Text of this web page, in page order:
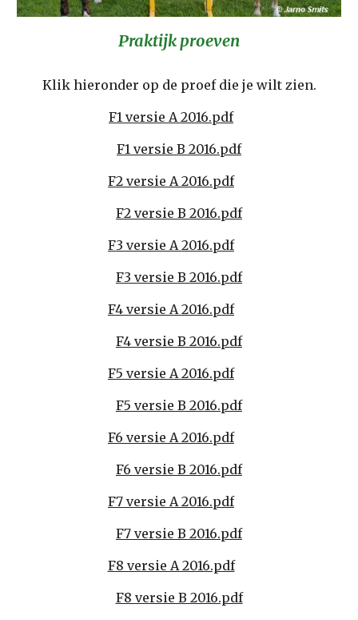
Praktijk proeven
Klik hieronder op de proef die je wilt zien.
F1 versie A 2016.pdf
F1 versie B 2016.pdf
F2 versie A 2016.pdf
F2 versie B 2016.pdf
F3 versie A 2016.pdf
F3 versie B 2016.pdf
F4 versie A 2016.pdf
F4 versie B 2016.pdf
F5 versie A 2016.pdf
F5 versie B 2016.pdf
F6 versie A 2016.pdf
F6 versie B 2016.pdf
F7 versie A 2016.pdf
F7 versie B 2016.pdf
F8 versie A 2016.pdf
F8 versie B 2016.pdf